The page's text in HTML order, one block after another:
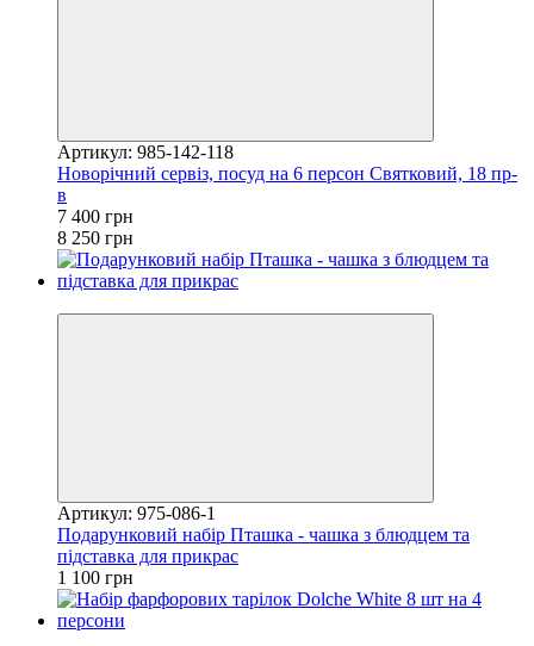
Артикул: 985-142-118
Новорічний сервіз, посуд на 6 персон Святковий, 18 пр-
в
7 400 грн
8 250 грн
Артикул: 975-086-1
Подарунковий набір Пташка - чашка з блюдцем та
підставка для прикрас
1 100 грн